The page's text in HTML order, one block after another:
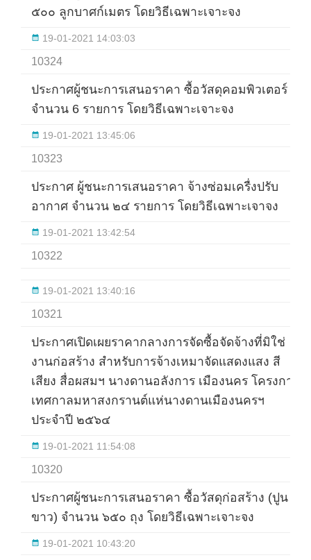
๕๐๐ ลูกบาศก์เมตร โดยวิธีเฉพาะเจาะจง
19-01-2021 14:03:03
10324
ประกาศผู้ชนะการเสนอราคา ซื้อวัสดุคอมพิวเตอร์
จำนวน 6 รายการ โดยวิธีเฉพาะเจาะจง
19-01-2021 13:45:06
10323
ประกาศ ผู้ชนะการเสนอราคา จ้างซ่อมเครื่งปรับ
อากาศ จำนวน ๒๔ รายการ โดยวิธีเฉพาะเจาจง
19-01-2021 13:42:54
10322
19-01-2021 13:40:16
10321
ประกาศเปิดเผยราคากลางการจัดซื้อจัดจ้างที่มิใช่
งานก่อสร้าง สำหรับการจ้างเหมาจัดแสดงแสง สี
เสียง สื่อผสมฯ นางดานอลังการ เมืองนคร โครงการ
เทศกาลมหาสงกรานต์แห่นางดานเมืองนครฯ
ประจำปี ๒๕๖๔
19-01-2021 11:54:08
10320
ประกาศผู้ชนะการเสนอราคา ซื้อวัสดุก่อสร้าง (ปูน
ขาว) จำนวน ๖๕๐ ถุง โดยวิธีเฉพาะเจาะจง
19-01-2021 10:43:20